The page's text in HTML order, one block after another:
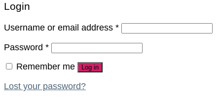
Login
Username or email address *
Password *
Remember me
Log in
Lost your password?